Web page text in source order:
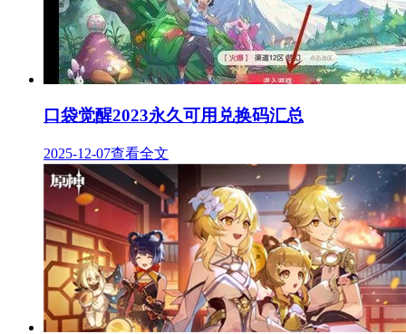
口袋觉醒2023永久可用兑换码汇总
2025-12-07查看全文